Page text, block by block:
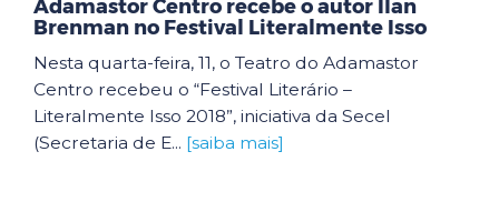
Adamastor Centro recebe o autor Ilan
Brenman no Festival Literalmente Isso
Nesta quarta-feira, 11, o Teatro do Adamastor
Centro recebeu o “Festival Literário –
Literalmente Isso 2018”, iniciativa da Secel
(Secretaria de E... [saiba mais]